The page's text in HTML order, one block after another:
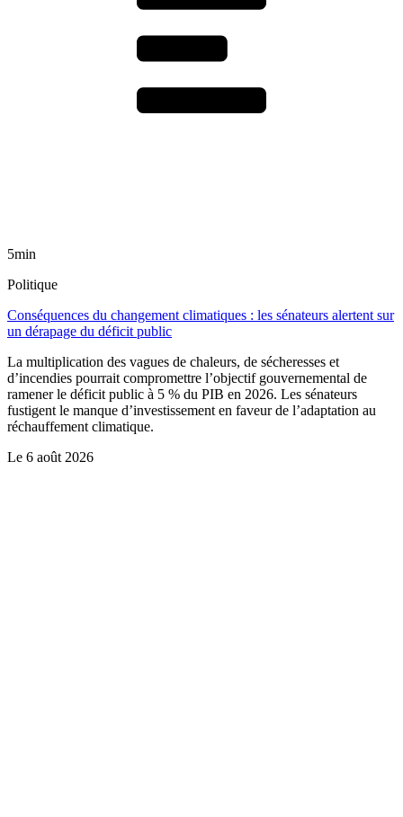
5min
Politique
Conséquences du changement climatiques : les sénateurs alertent sur
un dérapage du déficit public
La multiplication des vagues de chaleurs, de sécheresses et
d’incendies pourrait compromettre l’objectif gouvernemental de
ramener le déficit public à 5 % du PIB en 2026. Les sénateurs
fustigent le manque d’investissement en faveur de l’adaptation au
réchauffement climatique.
Le 6 août 2026